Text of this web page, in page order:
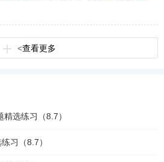
<查看更多
选练习（8.7）
习（8.7）